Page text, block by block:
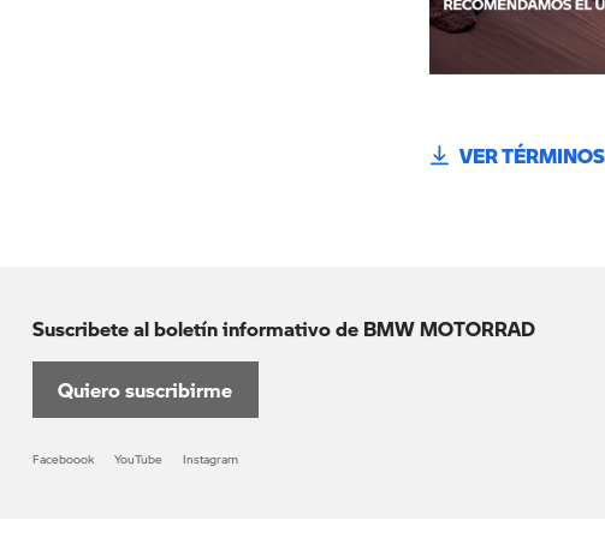
VER
Suscribete al boletín informativo de BMW MOTORRAD
Quiero suscribirme
Faceboook YouTube Instagram